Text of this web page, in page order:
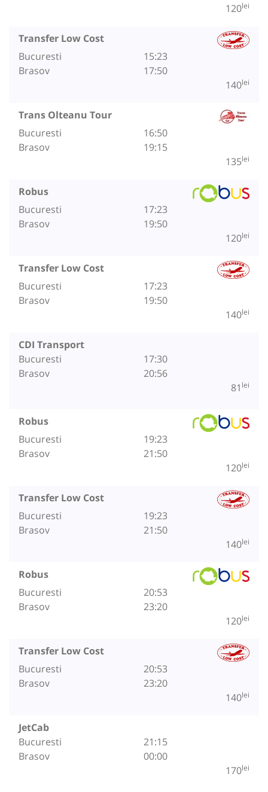
120lei
Transfer Low Cost
Bucuresti
Brasov
15:23
17:50
140lei
Trans Olteanu Tour
Bucuresti
Brasov
16:50
19:15
135lei
Robus
Bucuresti
Brasov
17:23
19:50
120lei
Transfer Low Cost
Bucuresti
Brasov
17:23
19:50
140lei
CDI Transport
Bucuresti
Brasov
17:30
20:56
81 lei
Robus
Bucuresti
Brasov
19:23
21:50
120lei
Transfer Low Cost
Bucuresti
Brasov
19:23
21:50
140lei
Robus
Bucuresti
Brasov
20:53
23:20
120lei
Transfer Low Cost
Bucuresti
Brasov
20:53
23:20
140lei
JetCab
Bucuresti
Brasov
21:15
00:00
170lei